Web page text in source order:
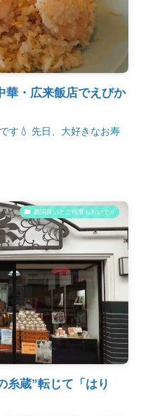
華・広来飯店でえびか
す💧 先日、大好きなお寿
新潟良いとこ何度もおいで♫
糸蔵”転じて「はり